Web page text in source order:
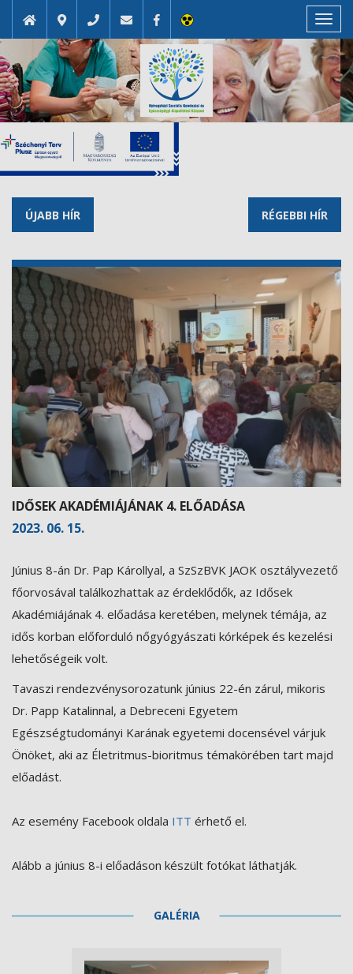
ÚJABB HÍR RÉGEBBI HÍR
IDŐSEK AKADÉMIÁJÁNAK 4. ELŐADÁSA
2023. 06. 15.
Június 8-án Dr. Pap Károllyal, a SzSzBVK JAOK osztályvezető
főorvosával találkozhattak az érdeklődők, az Idősek
Akadémiájának 4. előadása keretében, melynek témája, az
idős korban előforduló nőgyógyászati kórképek és kezelési
lehetőségeik volt.
Tavaszi rendezvénysorozatunk június 22-én zárul, mikoris
Dr. Papp Katalinnal, a Debreceni Egyetem
Egészségtudományi Karának egyetemi docensével várjuk
Önöket, aki az Életritmus-bioritmus témakörében tart majd
előadást.
Az esemény Facebook oldala ITT érhető el.
Alább a június 8-i előadáson készült fotókat láthatják.
GALÉRIA